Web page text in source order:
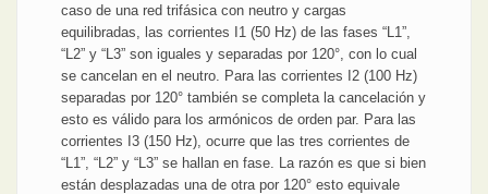
caso de una red trifásica con neutro y cargas
equilibradas, las corrientes I1 (50 Hz) de las fases “L1”,
“L2” y “L3” son iguales y separadas por 120°, con lo cual
se cancelan en el neutro. Para las corrientes I2 (100 Hz)
separadas por 120° también se completa la cancelación y
esto es válido para los armónicos de orden par. Para las
corrientes I3 (150 Hz), ocurre que las tres corrientes de
“L1”, “L2” y “L3” se hallan en fase. La razón es que si bien
están desplazadas una de otra por 120° esto equivale